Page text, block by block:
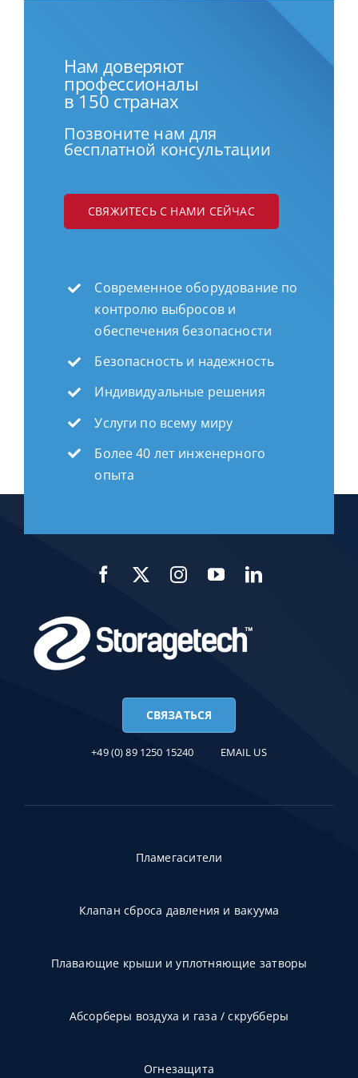
Нам доверяют
профессионалы
в 150 странах
Позвоните нам для
бесплатной консультации
СВЯЖИТЕСЬ С НАМИ СЕЙЧАС
Современное оборудование по
контролю выбросов и
обеспечения безопасности
Безопасность и надежность
Индивидуальные решения
Услуги по всему миру
Более 40 лет инженерного
опыта
СВЯЗАТЬСЯ
Пламегасители
Клапан сброса давления и вакуума
Плавающие крыши и уплотняющие затворы
Абсорберы воздуха и газа / скрубберы
Огнезащита
+49 (0) 89 1250 15240 EMAIL US